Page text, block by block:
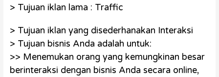
> Tujuan iklan lama : Traffic
> Tujuan iklan yang disederhanakan Interaksi
> Tujuan bisnis Anda adalah untuk:
>> Menemukan orang yang kemungkinan besar
berinteraksi dengan bisnis Anda secara online,